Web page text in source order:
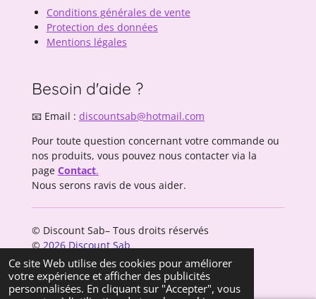
Ce site Web utilise des cookies pour améliorer
votre expérience et afficher des publicités
personnalisées. En cliquant sur "Accepter", vous
Conditions générales de vente
Protection des données
Mentions légales
Besoin d'aide ?
📧 Email : discountsab@hotmail.com
Pour toute question concernant votre commande ou
nos produits, vous pouvez nous contacter via la
page Contact.
Nous serons ravis de vous aider.
© Discount Sab– Tous droits réservés
©2026 Discount Sab
Propulsé parWebador